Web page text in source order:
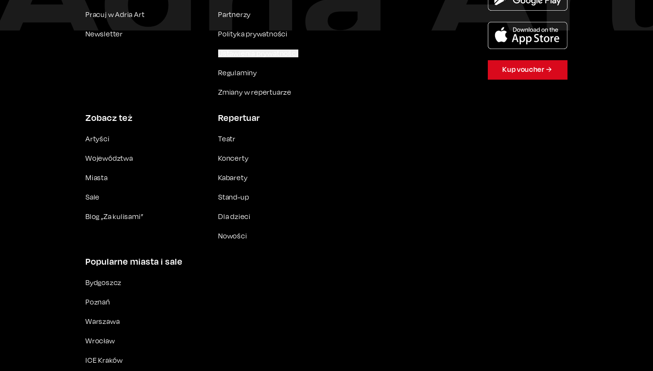
Pracuj w Adria Art
Newsletter
Partnerzy
Polityka prywatności
Regulaminy
Zmiany w repertuarze
Zobacz też
Artyści
Województwa
Miasta
Sale
Blog „Za kulisami”
Repertuar
Teatr
Koncerty
Kabarety
Stand-up
Dla dzieci
Nowości
Popularne miasta i sale
Bydgoszcz
Poznań
Warszawa
Wrocław
ICE Kraków
Kup voucher